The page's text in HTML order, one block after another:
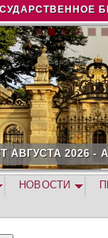
АВГУСТА 2026 -
НОВОСТИ